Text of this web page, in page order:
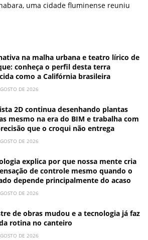
uma cidade fluminense reuniu
na malha urbana e teatro lírico de
conheça o perfil desta terra
como a Califórnia brasileira
DE 2026
2D continua desenhando plantas
mesmo na era do BIM e trabalha com
que o croqui não entrega
DE 2026
explica por que nossa mente cria
de controle mesmo quando o
depende principalmente do acaso
DE 2026
de obras mudou e a tecnologia já faz
rotina no canteiro
DE 2026